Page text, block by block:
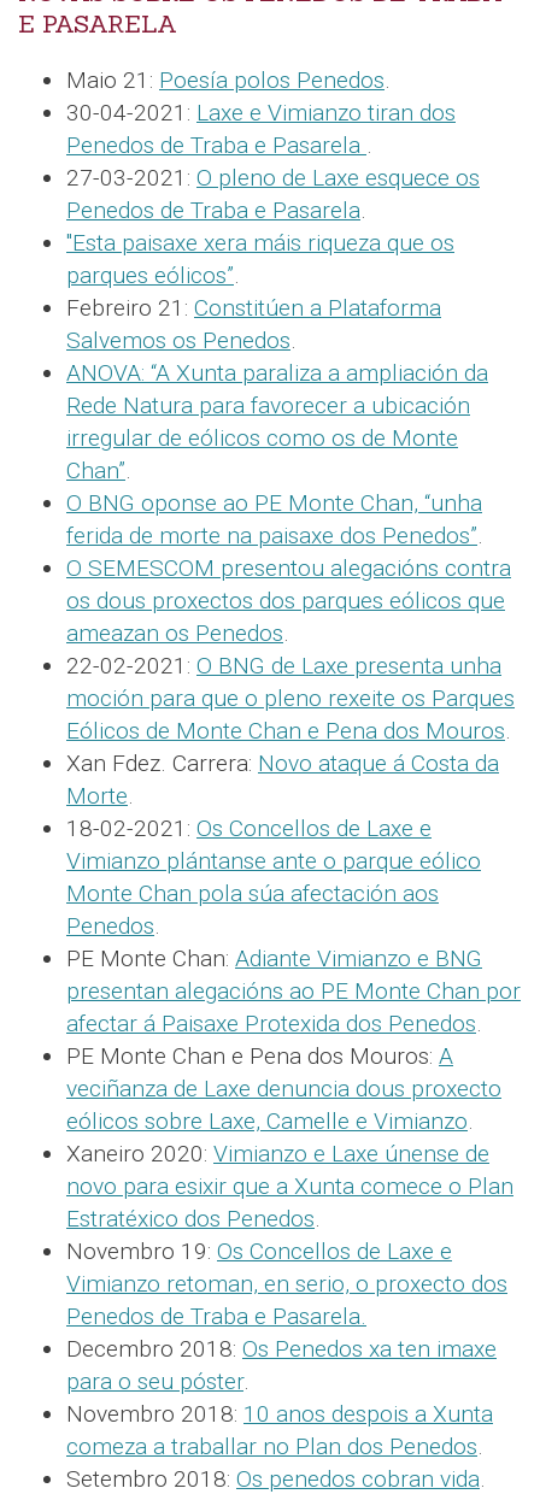
E PASARELA
Maio 21: Poesía polos Penedos.
30-04-2021: Laxe e Vimianzo tiran dos
Penedos de Traba e Pasarela .
27-03-2021: O pleno de Laxe esquece os
Penedos de Traba e Pasarela.
"Esta paisaxe xera máis riqueza que os
parques eólicos”.
Febreiro 21: Constitúen a Plataforma
Salvemos os Penedos.
ANOVA: “A Xunta paraliza a ampliación da
Rede Natura para favorecer a ubicación
irregular de eólicos como os de Monte
Chan”.
O BNG oponse ao PE Monte Chan, “unha
ferida de morte na paisaxe dos Penedos”.
O SEMESCOM presentou alegacións contra
os dous proxectos dos parques eólicos que
ameazan os Penedos.
22-02-2021: O BNG de Laxe presenta unha
moción para que o pleno rexeite os Parques
Eólicos de Monte Chan e Pena dos Mouros.
Xan Fdez. Carrera: Novo ataque á Costa da
Morte.
18-02-2021: Os Concellos de Laxe e
Vimianzo plántanse ante o parque eólico
Monte Chan pola súa afectación aos
Penedos.
PE Monte Chan: Adiante Vimianzo e BNG
presentan alegacións ao PE Monte Chan por
afectar á Paisaxe Protexida dos Penedos.
PE Monte Chan e Pena dos Mouros: A
veciñanza de Laxe denuncia dous proxecto
eólicos sobre Laxe, Camelle e Vimianzo.
Xaneiro 2020: Vimianzo e Laxe únense de
novo para esixir que a Xunta comece o Plan
Estratéxico dos Penedos.
Novembro 19: Os Concellos de Laxe e
Vimianzo retoman, en serio, o proxecto dos
Penedos de Traba e Pasarela.
Decembro 2018: Os Penedos xa ten imaxe
para o seu póster.
Novembro 2018: 10 anos despois a Xunta
comeza a traballar no Plan dos Penedos.
Setembro 2018: Os penedos cobran vida.